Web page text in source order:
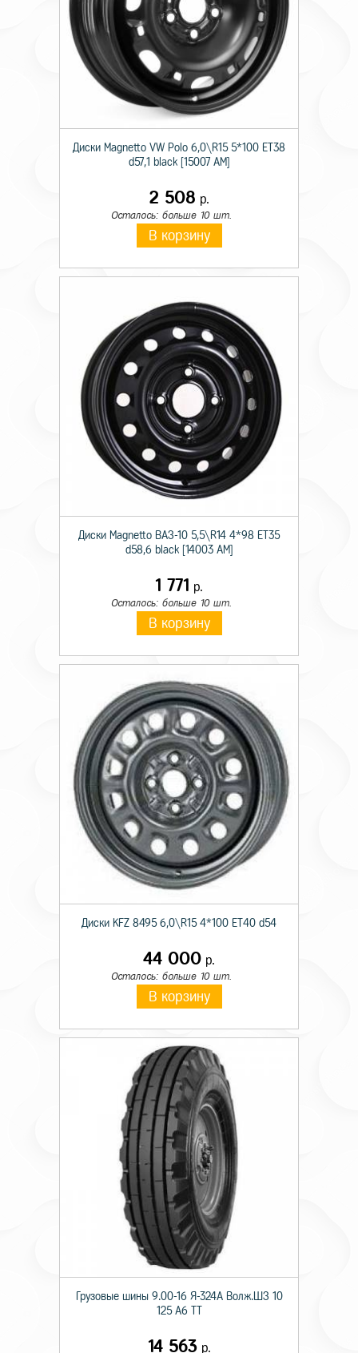
Диски Magnetto VW Polo 6,0\R15 5*100 ET38
d57,1 black [15007 AM]
2 508 р.
Осталось: больше 10 шт.
В корзину
Диски Magnetto ВАЗ-10 5,5\R14 4*98 ET35
d58,6 black [14003 AM]
1 771 р.
Осталось: больше 10 шт.
В корзину
Диски KFZ 8495 6,0\R15 4*100 ET40 d54
44 000 р.
Осталось: больше 10 шт.
В корзину
Грузовые шины 9.00-16 Я-324А Волж.ШЗ 10
125 A6 TT
14 563р.